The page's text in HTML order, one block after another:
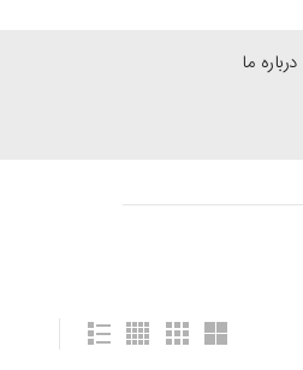
درباره ما